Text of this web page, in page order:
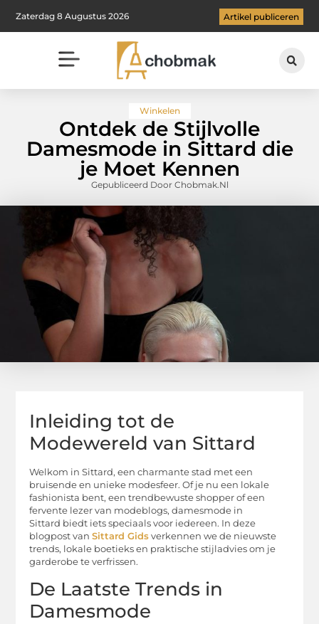
Zaterdag 8 Augustus 2026 Artikel publiceren
Winkelen
Ontdek de Stijlvolle
Damesmode in Sittard die
je Moet Kennen
Gepubliceerd Door Chobmak.nl
Inleiding tot de
Modewereld van Sittard
Welkom in Sittard, een charmante stad met een
bruisende en unieke modesfeer. Of je nu een lokale
fashionista bent, een trendbewuste shopper of een
fervente lezer van modeblogs, damesmode in
Sittard biedt iets speciaals voor iedereen. In deze
blogpost vanSittard Gids verkennen we de nieuwste
trends, lokale boetieks en praktische stijladvies om je
garderobe te verfrissen.
De Laatste Trends in
Damesmode